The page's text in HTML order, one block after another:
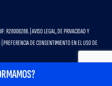
R2800828B. | AVISO LEGAL, DE PRIVACIDAD Y
PREFERENCIA DE CONSENTIMIENTO EN EL USO DE